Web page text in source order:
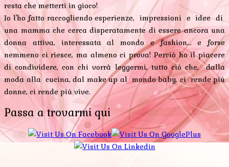
resta che metterti in gioco!
Io l'ho fatto raccogliendo esperienze, impressioni e idee di
una mamma che cerca disperatamente di essere ancora una
donna attiva, interessata al mondo e fashion... e forse
nemmeno ci riesce, ma almeno ci prova! Perciò ho il piacere
di condividere, con chi vorrà leggermi, tutto ciò che, dalla
moda alla cucina, dal make up al mondo baby, ci rende più
donne, ci rende più vive.
Passa a trovarmi qui